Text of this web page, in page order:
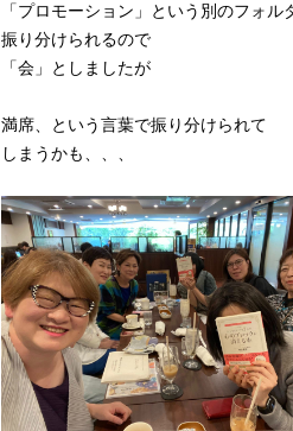
「プロモーション」という別のフォル
振り分けられるので
「会」としましたが
満席、という言葉で振り分けられて
しまうかも、、、